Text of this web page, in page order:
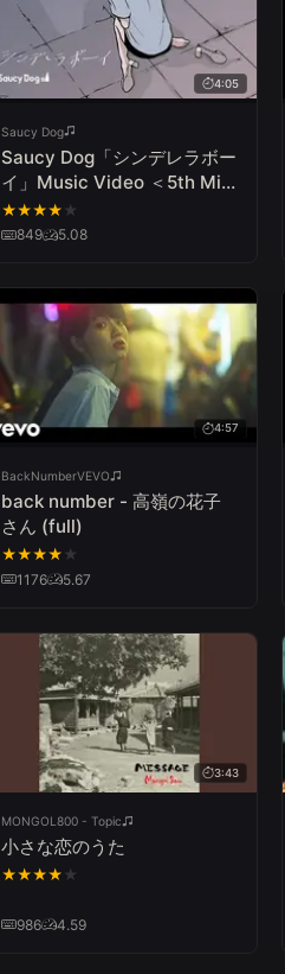
4:05
Saucy Dog
Saucy Dog「シンデレラボー
イ」Music Video ＜5th Mini
Album「レイジーサンデー」
2021.8.25 Release＞
★★★★ ★
849
5.08
4:57
BackNumberVEVO
back number - 高嶺の花子
さん (full)
★★★★ ★
1176
5.67
3:43
MONGOL800 - Topic
小さな恋のうた
★★★★ ★
986 4.59